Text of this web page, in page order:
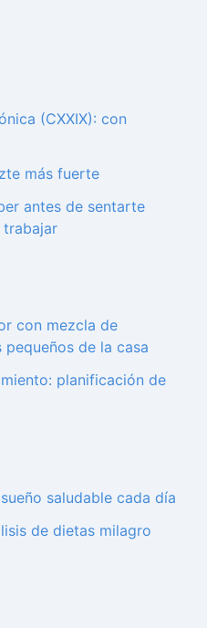
(CXXIX): con
más fuerte
antes de sentarte
con mezcla de
de la casa
planificación de
saludable cada día
de dietas milagro